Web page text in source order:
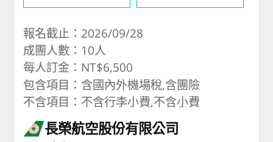
報名截止：2026/09/28
成團人數：10人
每人訂金：NT$6,500
包含項目：含國內外機場稅,含團險
不含項目：不含行李小費,不含小費
長榮航空股份有限公司